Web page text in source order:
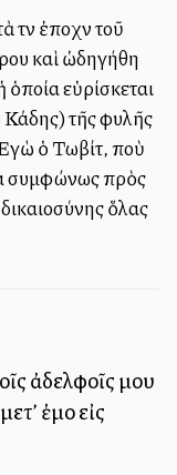
ἐποχὴν τοῦ
καὶ ὠδηγήθη
ὁποία εὑρίσκεται
Κάδης) τῆς φυλῆς
ὁ Τωβίτ, ποὺ
συμφώνως πρὸς
ὅλας
ἀδελφοῖς μου
ἐμοῦ εἰς